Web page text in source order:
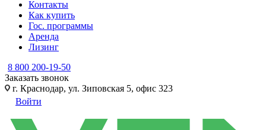
Контакты
Как купить
Гос. программы
Аренда
Лизинг
8 800 200-19-50
Заказать звонок
г. Краснодар, ул. Зиповская 5, офис 323
Войти